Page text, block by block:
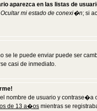
aparezca en las listas de
Ocultar mi estado de conexi�n; si
le puede enviar puede ser
casi de inmediato.
nombre de usuario y
de 13 a�os mientras se